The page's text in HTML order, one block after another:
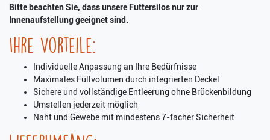
Bitte beachten Sie, dass unsere Futtersilos nur zur
Innenaufstellung geeignet sind.
Ihre Vorteile:
Individuelle Anpassung an Ihre Bedürfnisse
Maximales Füllvolumen durch integrierten Deckel
Sichere und vollständige Entleerung ohne Brückenbildung
Umstellen jederzeit möglich
Naht und Gewebe mit mindestens 7-facher Sicherheit